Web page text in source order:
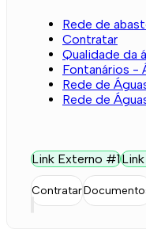
Rede de
Contratar
Qualidade da
Fontanários -
Rede de
Rede de
Link Externo #1
Contratar